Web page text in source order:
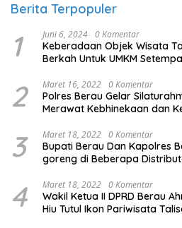
Berita Terpopuler
1 Juni 6, 2024 0 Komentar
Keberadaan Objek Wisata
Berkah Untuk UMKM
2 Maret 16, 2022 0 Komentar
Polres Berau Gelar
Merawat Kebhinekaan dan
3 Maret 18, 2022 0 Komentar
Bupati Berau Dan Kapolres
goreng di Beberapa
4 Maret 18, 2022 0 Komentar
Wakil Ketua II DPRD Berau
Hiu Tutul Ikon Pariwisata